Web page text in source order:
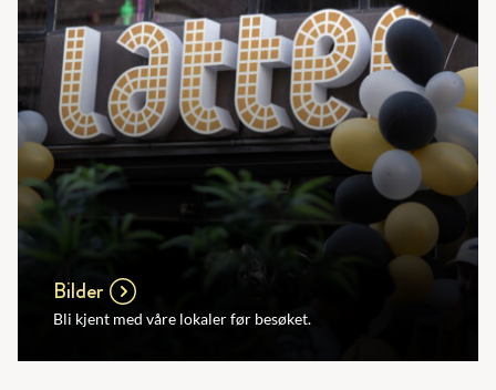
Bilder
Bli kjent med våre lokaler før besøket.